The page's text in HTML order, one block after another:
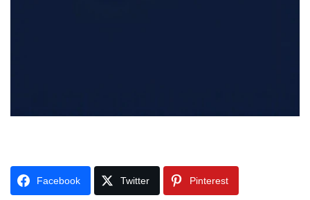
Facebook Twitter Pinterest